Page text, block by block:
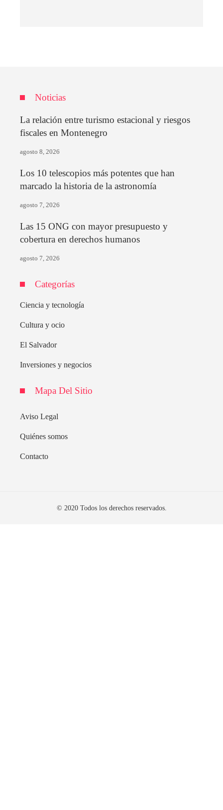
Noticias
La relación entre turismo estacional y riesgos
fiscales en Montenegro
agosto 8, 2026
Los 10 telescopios más potentes que han
marcado la historia de la astronomía
agosto 7, 2026
Las 15 ONG con mayor presupuesto y
cobertura en derechos humanos
agosto 7, 2026
Categorías
Ciencia y tecnología
Cultura y ocio
El Salvador
Inversiones y negocios
Mapa Del Sitio
Aviso Legal
Quiénes somos
Contacto
© 2020 Todos los derechos reservados.